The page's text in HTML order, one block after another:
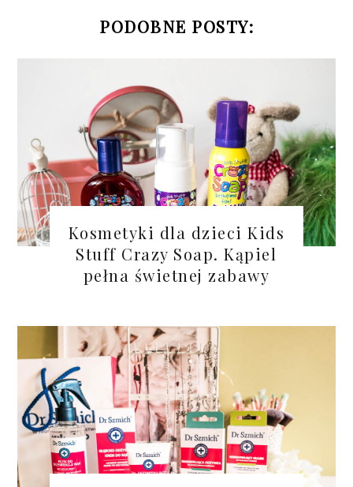
PODOBNE POSTY:
Kosmetyki dla dzieci Kids
Stuff Crazy Soap. Kąpiel
pełna świetnej zabawy